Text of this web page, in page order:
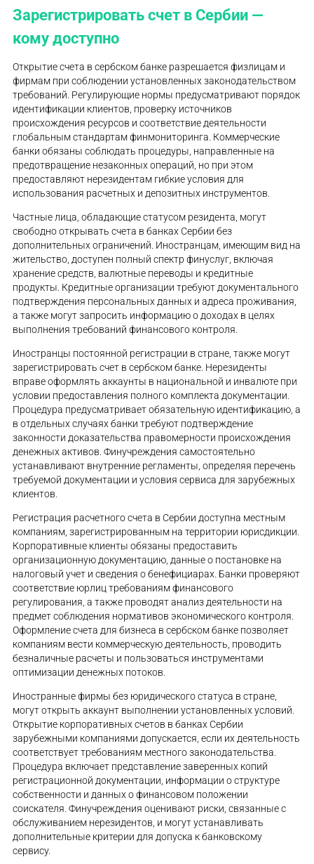
Зарегистрировать счет в Сербии —
кому доступно
Открытие счета в сербском банке разрешается физлицам и
фирмам при соблюдении установленных законодательством
требований. Регулирующие нормы предусматривают порядок
идентификации клиентов, проверку источников
происхождения ресурсов и соответствие деятельности
глобальным стандартам финмониторинга. Коммерческие
банки обязаны соблюдать процедуры, направленные на
предотвращение незаконных операций, но при этом
предоставляют нерезидентам гибкие условия для
использования расчетных и депозитных инструментов.
Частные лица, обладающие статусом резидента, могут
свободно открывать счета в банках Сербии без
дополнительных ограничений. Иностранцам, имеющим вид на
жительство, доступен полный спектр финуслуг, включая
хранение средств, валютные переводы и кредитные
продукты. Кредитные организации требуют документального
подтверждения персональных данных и адреса проживания,
а также могут запросить информацию о доходах в целях
выполнения требований финансового контроля.
Иностранцы постоянной регистрации в стране, также могут
зарегистрировать счет в сербском банке. Нерезиденты
вправе оформлять аккаунты в национальной и инвалюте при
условии предоставления полного комплекта документации.
Процедура предусматривает обязательную идентификацию, а
в отдельных случаях банки требуют подтверждение
законности доказательства правомерности происхождения
денежных активов. Финучреждения самостоятельно
устанавливают внутренние регламенты, определяя перечень
требуемой документации и условия сервиса для зарубежных
клиентов.
Регистрация расчетного счета в Сербии доступна местным
компаниям, зарегистрированным на территории юрисдикции.
Корпоративные клиенты обязаны предоставить
организационную документацию, данные о постановке на
налоговый учет и сведения о бенефициарах. Банки проверяют
соответствие юрлиц требованиям финансового
регулирования, а также проводят анализ деятельности на
предмет соблюдения нормативов экономического контроля.
Оформление счета для бизнеса в сербском банке позволяет
компаниям вести коммерческую деятельность, проводить
безналичные расчеты и пользоваться инструментами
оптимизации денежных потоков.
Иностранные фирмы без юридического статуса в стране,
могут открыть аккаунт выполнении установленных условий.
Открытие корпоративных счетов в банках Сербии
зарубежными компаниями допускается, если их деятельность
соответствует требованиям местного законодательства.
Процедура включает представление заверенных копий
регистрационной документации, информации о структуре
собственности и данных о финансовом положении
соискателя. Финучреждения оценивают риски, связанные с
обслуживанием нерезидентов, и могут устанавливать
дополнительные критерии для допуска к банковскому
сервису.